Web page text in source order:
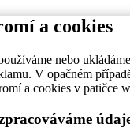
a cookies
nebo
V opačném
a cookies v patičce